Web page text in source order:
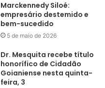
Marckennedy Siloé:
empresário destemido e
bem-sucedido
5 de maio de 2026
Dr. Mesquita recebe título
honorífico de Cidadão
Goianiense nesta quinta-
feira, 3